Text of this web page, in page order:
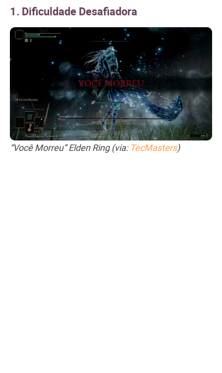
1. Dificuldade Desafiadora
“Você Morreu” Elden Ring (via: TecMasters)